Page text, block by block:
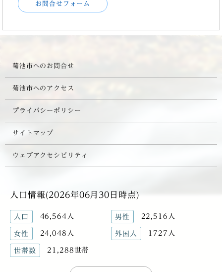
お問合せフォーム
菊池市へのお問合せ
菊池市へのアクセス
プライバシーポリシー
サイトマップ
ウェブアクセシビリティ
人口情報(2026年06月30日時点)
人口 46,564人 男性 22,516人
女性 24,048人 外国人 1727人
世帯数 21,288世帯